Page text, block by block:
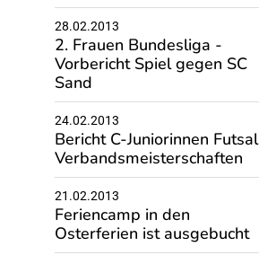
28.02.2013
2. Frauen Bundesliga -
Vorbericht Spiel gegen SC
Sand
24.02.2013
Bericht C-Juniorinnen Futsal
Verbandsmeisterschaften
21.02.2013
Feriencamp in den
Osterferien ist ausgebucht